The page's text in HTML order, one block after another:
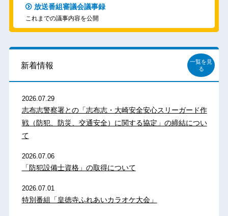
放送番組審議会議事録
これまでの議事内容を公開
新着情報
一覧を見
る
2026.07.29
志布志警察署との「志布志・大崎安全安心スリーガード作
戦（防犯、防災、交通安全）に関する協定」の締結につい
て
2026.07.06
「防犯設備士資格」の取得について
2026.07.01
特別番組「皇徳寺ふれあいカラオケ大会」